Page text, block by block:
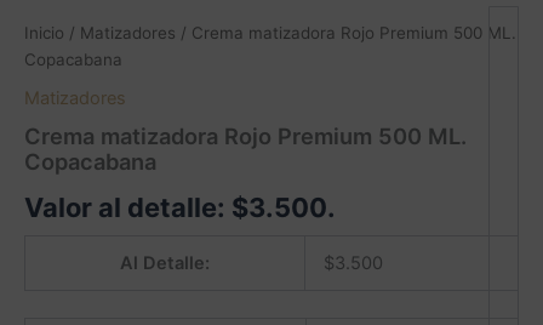
Inicio / Matizadores / Crema matizadora Rojo Premium 500 ML.
Copacabana
Matizadores
Crema matizadora Rojo Premium 500 ML.
Copacabana
Valor al detalle: $3.500.
Al Detalle: $3.500